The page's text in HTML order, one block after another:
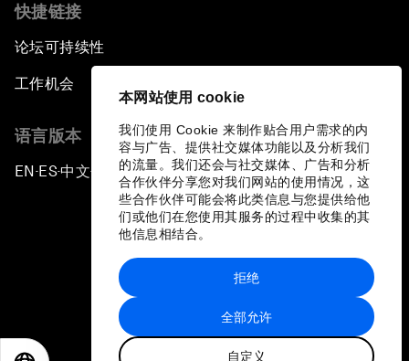
本网站使用 cookie
我们使用 Cookie 来制作贴合用户需求的内
容与广告、提供社交媒体功能以及分析我们
的流量。我们还会与社交媒体、广告和分析
合作伙伴分享您对我们网站的使用情况，这
些合作伙伴可能会将此类信息与您提供给他
们或他们在您使用其服务的过程中收集的其
他信息相结合。
全部允许
自定义
拒绝
快捷链接
论坛可持续性
工作机会
语言版本
EN ▪ES▪中文▪ 日本語
站点地图